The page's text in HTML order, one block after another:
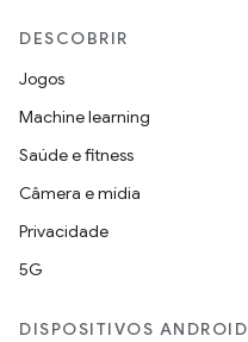
DESCOBRIR
Jogos
Machine learning
Saúde e fitness
Câmera e mídia
Privacidade
5G
DISPOSITIVOS ANDROID